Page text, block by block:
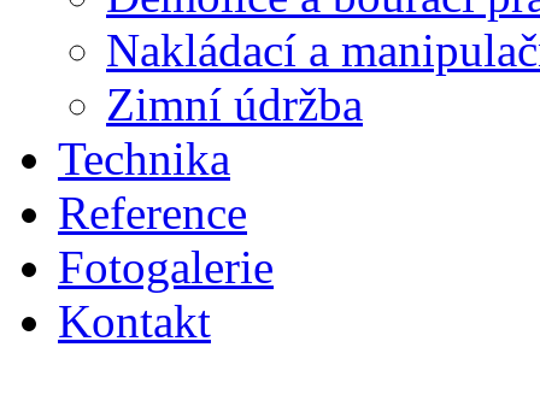
Nakládací a
Zimní údržba
Technika
Reference
Fotogalerie
Kontakt